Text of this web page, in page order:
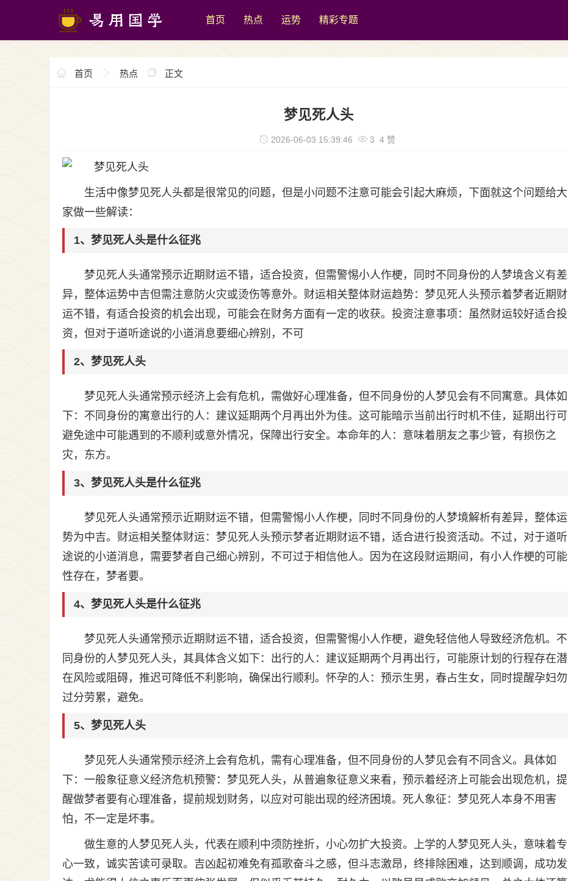
首页 热点 运势 精彩专题
首页 热点 正文
梦见死人头
2026-06-03 15:39:46 3 4 赞
生活中像梦见死人头都是很常见的问题，但是小问题不注意可能会引起大麻烦，下面就这个问题给大
家做一些解读：
1、梦见死人头是什么征兆
梦见死人头通常预示近期财运不错，适合投资，但需警惕小人作梗，同时不同身份的人梦境含义有差
异，整体运势中吉但需注意防火灾或烫伤等意外。财运相关整体财运趋势：梦见死人头预示着梦者近期财
运不错，有适合投资的机会出现，可能会在财务方面有一定的收获。投资注意事项：虽然财运较好适合投
资，但对于道听途说的小道消息要细心辨别，不可
2、梦见死人头
梦见死人头通常预示经济上会有危机，需做好心理准备，但不同身份的人梦见会有不同寓意。具体如
下：不同身份的寓意出行的人：建议延期两个月再出外为佳。这可能暗示当前出行时机不佳，延期出行可
避免途中可能遇到的不顺利或意外情况，保障出行安全。本命年的人：意味着朋友之事少管，有损伤之
灾，东方。
3、梦见死人头是什么征兆
梦见死人头通常预示近期财运不错，但需警惕小人作梗，同时不同身份的人梦境解析有差异，整体运
势为中吉。财运相关整体财运：梦见死人头预示梦者近期财运不错，适合进行投资活动。不过，对于道听
途说的小道消息，需要梦者自己细心辨别，不可过于相信他人。因为在这段财运期间，有小人作梗的可能
性存在，梦者要。
4、梦见死人头是什么征兆
梦见死人头通常预示近期财运不错，适合投资，但需警惕小人作梗，避免轻信他人导致经济危机。不
同身份的人梦见死人头，其具体含义如下：出行的人：建议延期两个月再出行，可能原计划的行程存在潜
在风险或阻碍，推迟可降低不利影响，确保出行顺利。怀孕的人：预示生男，春占生女，同时提醒孕妇勿
过分劳累，避免。
5、梦见死人头
梦见死人头通常预示经济上会有危机，需有心理准备，但不同身份的人梦见会有不同含义。具体如
下：一般象征意义经济危机预警：梦见死人头，从普遍象征意义来看，预示着经济上可能会出现危机，提
醒做梦者要有心理准备，提前规划财务，以应对可能出现的经济困境。死人象征：梦见死人本身不用害
怕，不一定是坏事。
做生意的人梦见死人头，代表在顺利中须防挫折，小心勿扩大投资。上学的人梦见死人头，意味着专
心一致，诚实苦读可录取。吉凶起初难免有孤歌奋斗之感，但斗志激昂，终排除困难，达到顺调，成功发